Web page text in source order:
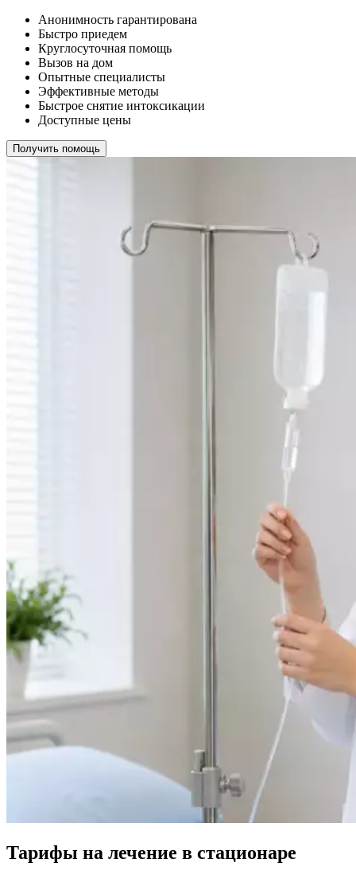
Анонимность гарантирована
Быстро приедем
Круглосуточная помощь
Вызов на дом
Опытные специалисты
Эффективные методы
Быстрое снятие интоксикации
Доступные цены
Получить помощь
Тарифы на лечение в стационаре